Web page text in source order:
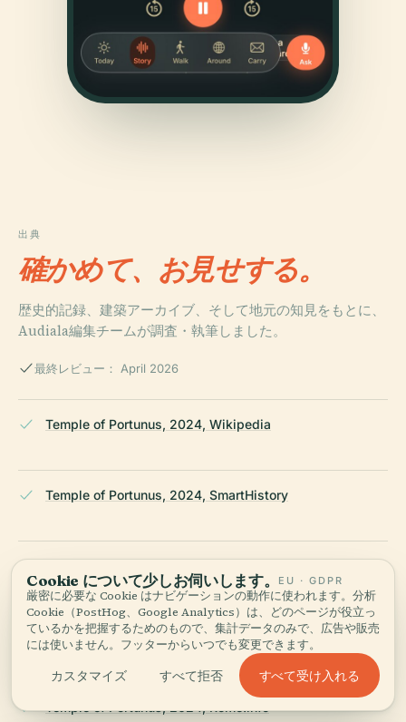
出典
確かめて、お見せする。
歴史的記録、建築アーカイブ、そして地元の知見をもとに、
Audiala編集チームが調査・執筆しました。
最終レビュー： April 2026
Temple of Portunus, 2024, Wikipedia
Temple of Portunus, 2024, SmartHistory
Temple of Portunus, 2024, Madain Project
Temple of Portunus, 2024, Rome.info
Cookie について少しお伺いします。 EU · GDPR
厳密に必要な Cookie はナビゲーションの動作に使われます。分析
Cookie（PostHog、Google Analytics）は、どのページが役立っ
ているかを把握するためのもので、集計データのみで、広告や販売
には使いません。フッターからいつでも変更できます。
カスタマイズ すべて拒否 すべて受け入れる